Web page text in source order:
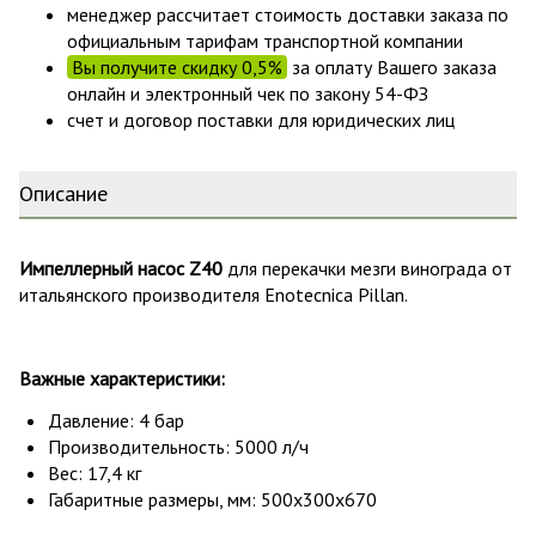
менеджер рассчитает стоимость доставки заказа по
официальным тарифам транспортной компании
Вы получите скидку 0,5% за оплату Вашего заказа
онлайн и электронный чек по закону 54-ФЗ
счет и договор поставки для юридических лиц
Описание
Импеллерный насос Z40 для перекачки мезги винограда от
итальянского производителя Enotecnica Pillan.
Важные характеристики:
Давление: 4 бар
Производительность: 5000 л/ч
Вес: 17,4 кг
Габаритные размеры, мм: 500х300х670